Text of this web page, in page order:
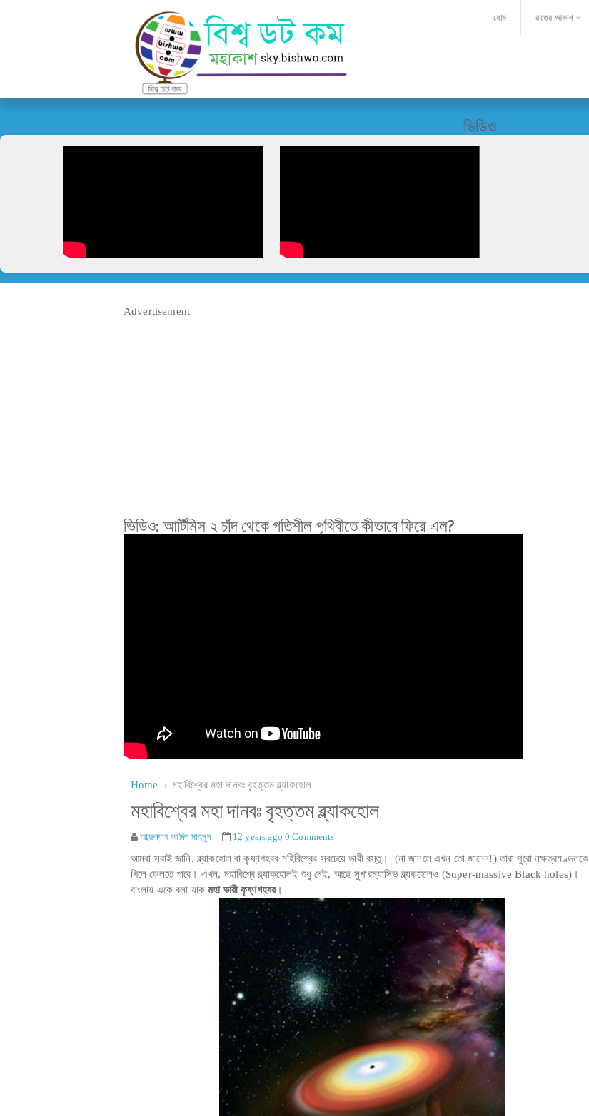
হোম রাতের আকাশ
ভিডিও
Advertisement
ভিডিও: আর্টিমিস ২ চাঁদ থেকে গতিশীল পৃথিবীতে কীভাবে ফিরে এল?
Home মহাবিশ্বের মহা দানবঃ বৃহত্তম ব্ল্যাকহোল
মহাবিশ্বের মহা দানবঃ বৃহত্তম ব্ল্যাকহোল
আব্দুল্যাহ আদিল মাহমুদ 12 years ago 0 Comments
আমরা সবাই জানি, ব্ল্যাকহোল বা কৃষ্ণগহবর মহিবিশ্বের সবচেয়ে ভারী বস্তু। (না জানলে এখন তো জানেন!) তারা পুরো নক্ষত্রমণ্ডলকে
গিলে ফেলতে পারে। এখন, মহাবিশ্বে ব্ল্যাকহোলই শুধু নেই, আছে সুপারম্যাসিভ ব্ল্যকহোলও (Super-massive Black holes)।
বাংলায় একে বলা যাকমহা ভারী কৃষ্ণগহবর।